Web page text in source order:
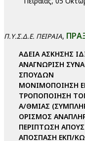
Π.Υ.Σ.Δ.Ε. ΠΕΙΡΑΙΑ,
ΑΔΕΙΑ ΑΣΚΗΣΗΣ
ΑΝΑΓΝΩΡΙΣΗ
ΣΠΟΥΔΩΝ
ΜΟΝΙΜΟΠΟΙΗΣΗ
ΤΡΟΠΟΠΟΙΗΣΗ
Α/ΘΜΙΑΣ
ΟΡΙΣΜΟΣ
ΠΕΡΙΠΤΩΣΗ
ΑΠΟΣΠΑΣΗ ΕΚΠ/